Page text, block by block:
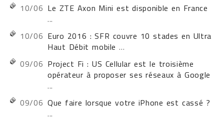
10/06 Le ZTE Axon Mini est disponible en France
...
10/06 Euro 2016 : SFR couvre 10 stades en Ultra
Haut Débit mobile ...
09/06 Project Fi : US Cellular est le troisième
opérateur à proposer ses réseaux à Google
...
09/06 Que faire lorsque votre iPhone est cassé ?
...